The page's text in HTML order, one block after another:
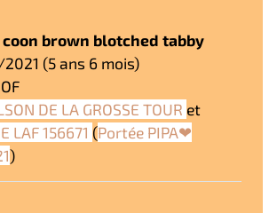
brown blotched tabby
(5 ans 6 mois)
DE LA GROSSE TOUR et
LAF 156671 (Portée PIPA❤
)